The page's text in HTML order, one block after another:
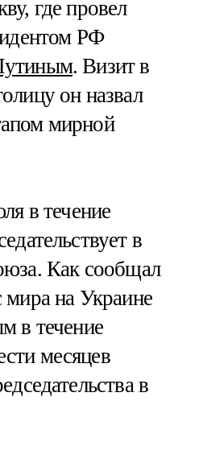
где провел
РФ
. Визит в
он назвал
мирной
в течение
в
Как сообщал
на Украине
в течение
месяцев
в